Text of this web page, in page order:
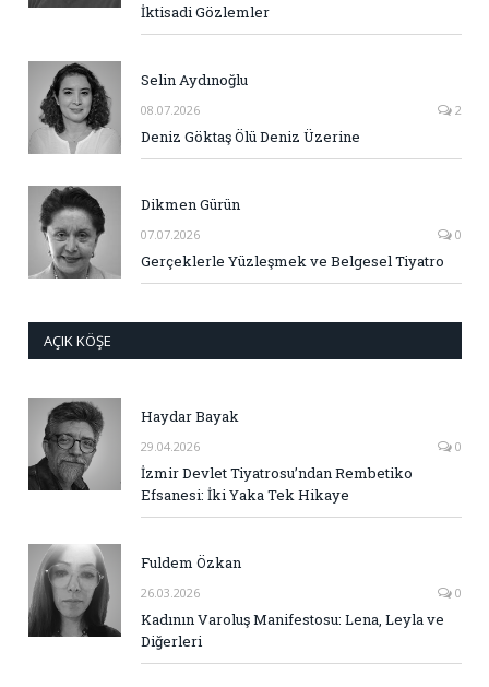
İktisadi Gözlemler
Selin Aydınoğlu
08.07.2026 2
Deniz Göktaş Ölü Deniz Üzerine
Dikmen Gürün
07.07.2026 0
Gerçeklerle Yüzleşmek ve Belgesel Tiyatro
AÇIK KÖŞE
Haydar Bayak
29.04.2026 0
İzmir Devlet Tiyatrosu’ndan Rembetiko
Efsanesi: İki Yaka Tek Hikaye
Fuldem Özkan
26.03.2026 0
Kadının Varoluş Manifestosu: Lena, Leyla ve
Diğerleri